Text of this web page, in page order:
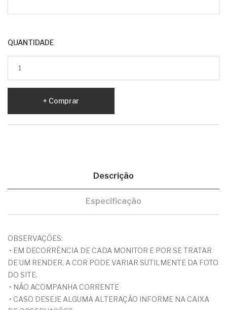
QUANTIDADE
Comprar
Descrição
Especificação
OBSERVAÇÕES:
• EM DECORRÊNCIA DE CADA MONITOR E POR SE TRATAR
DE UM RENDER, A COR PODE VARIAR SUTILMENTE DA FOTO
DO SITE.
• NÃO ACOMPANHA CORRENTE
• CASO DESEJE ALGUMA ALTERAÇÃO INFORME NA CAIXA